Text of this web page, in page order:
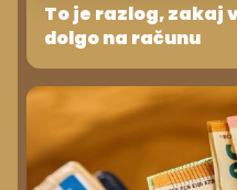
To je razlog, zakaj
dolgo na računu